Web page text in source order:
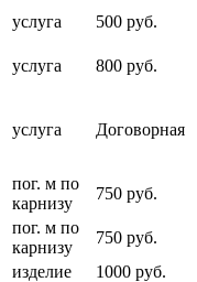
услуга
500 руб.
услуга
800 руб.
услуга Договорная
пог. м по
карнизу
750 руб.
пог. м по
карнизу
750 руб.
изделие
1000 руб.